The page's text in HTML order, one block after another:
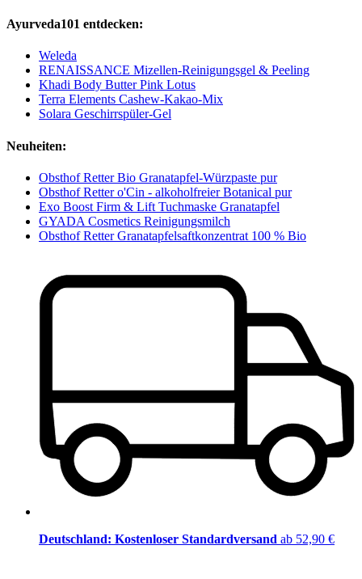
Ayurveda101 entdecken:
Weleda
RENAISSANCE Mizellen-Reinigungsgel & Peeling
Khadi Body Butter Pink Lotus
Terra Elements Cashew-Kakao-Mix
Solara Geschirrspüler-Gel
Neuheiten:
Obsthof Retter Bio Granatapfel-Würzpaste pur
Obsthof Retter o'Cin - alkoholfreier Botanical pur
Exo Boost Firm & Lift Tuchmaske Granatapfel
GYADA Cosmetics Reinigungsmilch
Obsthof Retter Granatapfelsaftkonzentrat 100 % Bio
Deutschland: Kostenloser Standardversand ab 52,90 €